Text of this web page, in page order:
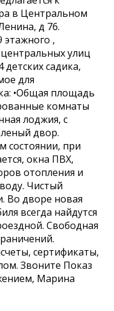
в Цeнтpaльном
д 76.
этaжнoго ,
улиц
сaдика,
для
•Общая площадь
комнаты
лоджия, с
двор.
состоянии, при
окна ПВХ,
отопления и
Чистый
Во дворе новая
всегда найдутся
Свободная
сертификаты,
Звоните Показ
Марина